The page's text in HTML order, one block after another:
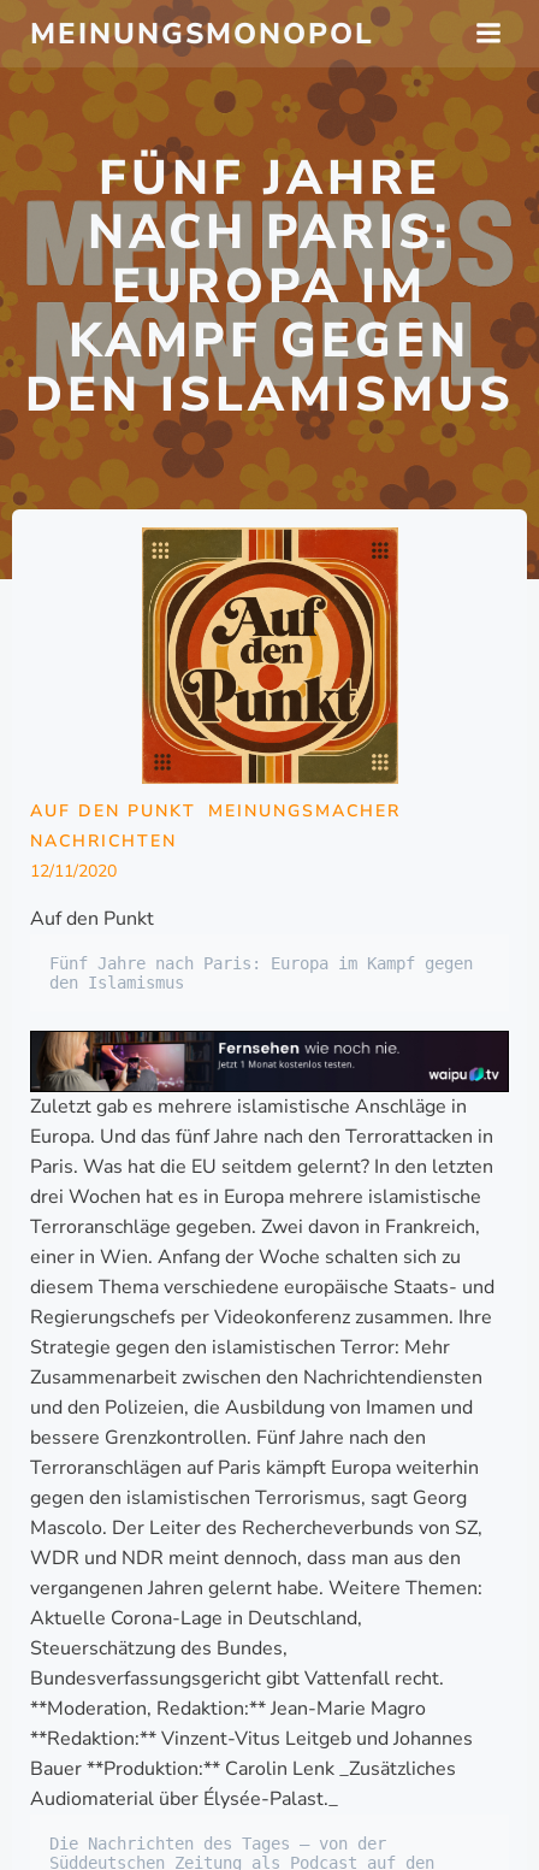
Inhalt
springen
MEINUNGSMONOPOL
FÜNF JAHRE
NACH PARIS:
EUROPA IM
KAMPF GEGEN
DEN ISLAMISMUS
AUF DEN PUNKT
MEINUNGSMACHER
NACHRICHTEN
12/11/2020
Auf den Punkt
Fünf Jahre nach Paris: Europa im Kampf gegen
den Islamismus
Zuletzt gab es mehrere islamistische Anschläge in
Europa. Und das fünf Jahre nach den Terrorattacken in
Paris. Was hat die EU seitdem gelernt? In den letzten
drei Wochen hat es in Europa mehrere islamistische
Terroranschläge gegeben. Zwei davon in Frankreich,
einer in Wien. Anfang der Woche schalten sich zu
diesem Thema verschiedene europäische Staats- und
Regierungschefs per Videokonferenz zusammen. Ihre
Strategie gegen den islamistischen Terror: Mehr
Zusammenarbeit zwischen den Nachrichtendiensten
und den Polizeien, die Ausbildung von Imamen und
bessere Grenzkontrollen. Fünf Jahre nach den
Terroranschlägen auf Paris kämpft Europa weiterhin
gegen den islamistischen Terrorismus, sagt Georg
Mascolo. Der Leiter des Rechercheverbunds von SZ,
WDR und NDR meint dennoch, dass man aus den
vergangenen Jahren gelernt habe. Weitere Themen:
Aktuelle Corona-Lage in Deutschland,
Steuerschätzung des Bundes,
Bundesverfassungsgericht gibt Vattenfall recht.
**Moderation, Redaktion:** Jean-Marie Magro
**Redaktion:** Vinzent-Vitus Leitgeb und Johannes
Bauer **Produktion:** Carolin Lenk _Zusätzliches
Audiomaterial über Élysée-Palast._
Die Nachrichten des Tages – von der
Süddeutschen Zeitung als Podcast auf den